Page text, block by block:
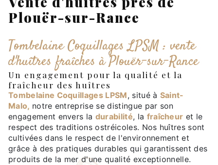
Plouër-sur-Rance
Tombelaine Coquillages LPSM : vente
d'huîtres fraîches à Plouër-sur-Rance
Un engagement pour la qualité et la
fraîcheur des huîtres
Tombelaine Coquillages LPSM, situé à Saint-
Malo, notre entreprise se distingue par son
engagement envers la durabilité, la fraîcheur et le
respect des traditions ostréicoles. Nos huîtres sont
cultivées dans le respect de l'environnement et
grâce à des pratiques durables qui garantissent des
produits de la mer d'une qualité exceptionnelle.